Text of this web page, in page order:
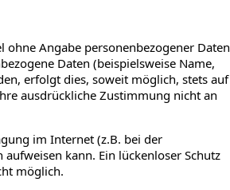
ohne Angabe personenbezogener Daten
Daten (beispielsweise Name,
erfolgt dies, soweit möglich, stets auf
ausdrückliche Zustimmung nicht an
im Internet (z.B. bei der
kann. Ein lückenloser Schutz
möglich.